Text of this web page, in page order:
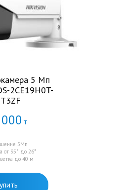
5 Мп
2CE19H0T-
000 Т
5Мп
от 95° до 26°
до 40 м